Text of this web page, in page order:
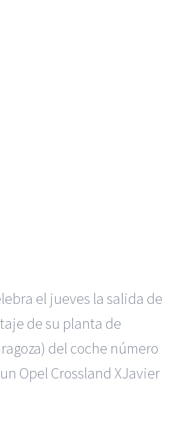
el jueves la salida de
de su planta de
del coche número
Opel Crossland XJavier